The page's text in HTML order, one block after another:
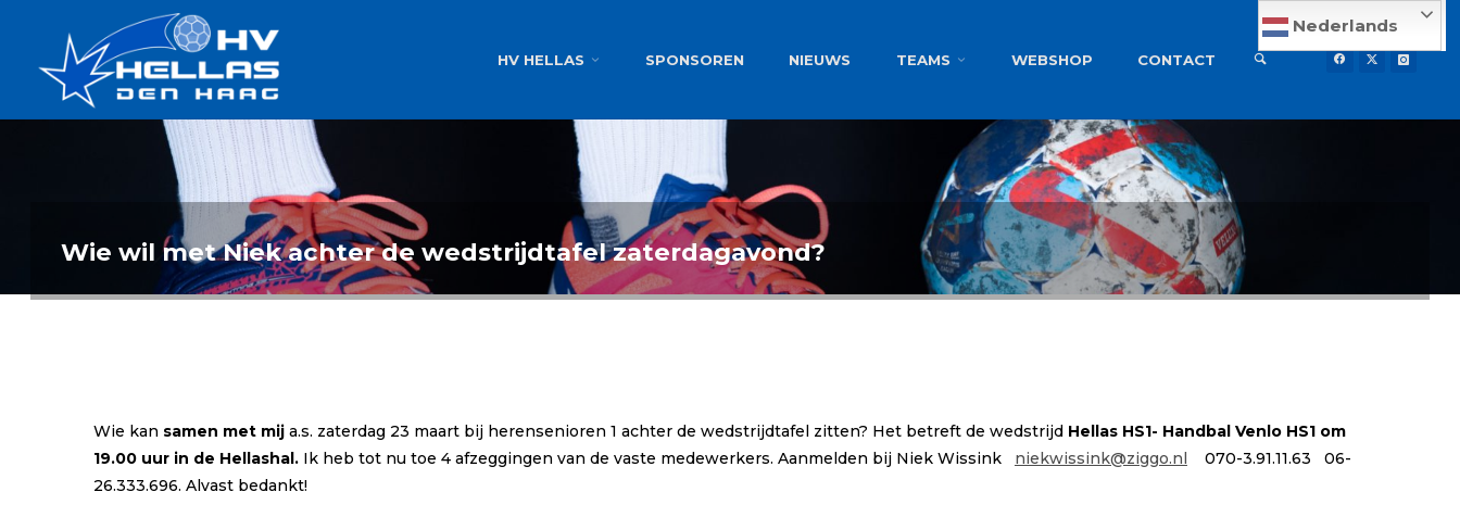
AMBITIE
HV HELLAS SPONSOREN NIEUWS TEAMS WEBSHOP CONTACT
Nederlands
Wie wil met Niek achter de wedstrijdtafel zaterdagavond?
Wie kan samen met mija.s. zaterdag 23 maart bij herensenioren 1 achter de wedstrijdtafel zitten? Het betreft de wedstrijd Hellas HS1- Handbal Venlo HS1 om
19.00 uur in de Hellashal.Ik heb tot nu toe 4 afzeggingen van de vaste medewerkers. Aanmelden bij Niek Wissink niekwissink@ziggo.nl 070-3.91.11.63 06-
26.333.696. Alvast bedankt!